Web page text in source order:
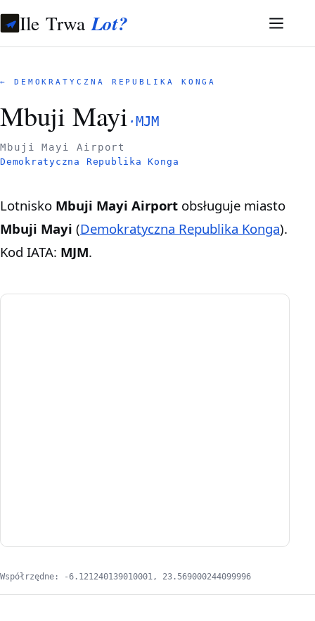
Ile TrwaLot?
← DEMOKRATYCZNA REPUBLIKA KONGA
Mbuji Mayi ·MJM
Mbuji Mayi Airport
Demokratyczna Republika Konga
Lotnisko Mbuji Mayi Airport obsługuje miasto
Mbuji Mayi (Demokratyczna Republika Konga).
Kod IATA: MJM.
Współrzędne: -6.121240139010001, 23.569000244099996